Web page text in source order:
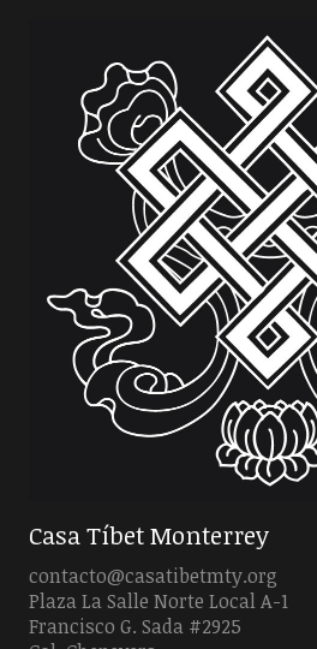
Casa Tíbet Monterrey
contacto@casatibetmty.org
Plaza La Salle Norte Local A-1
Francisco G. Sada #2925